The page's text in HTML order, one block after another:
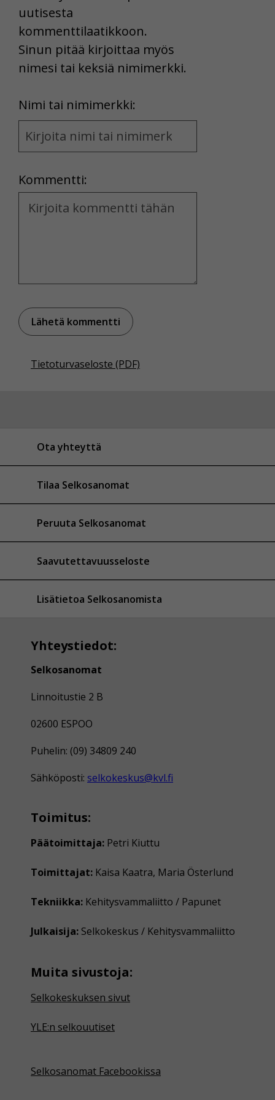
uutisesta
kommenttilaatikkoon.
Sinun pitää kirjoittaa myös
nimesi tai keksiä nimimerkki.
Nimi tai nimimerkki:
Name
and
Kommentti:
Kommentti
Tietoturvaseloste (PDF)
Ota yhteyttä
Tilaa Selkosanomat
Peruuta Selkosanomat
Saavutettavuusseloste
Lisätietoa Selkosanomista
Yhteystiedot:
Selkosanomat
Linnoitustie 2 B
02600 ESPOO
Puhelin: (09) 34809 240
Sähköposti: selkokeskus@kvl.fi
Toimitus:
Päätoimittaja: Petri Kiuttu
Toimittajat: Kaisa Kaatra, Maria Österlund
Tekniikka: Kehitysvammaliitto / Papunet
Julkaisija: Selkokeskus / Kehitysvammaliitto
Muita sivustoja:
Selkokeskuksen sivut
YLE:n selkouutiset
Selkosanomat Facebookissa